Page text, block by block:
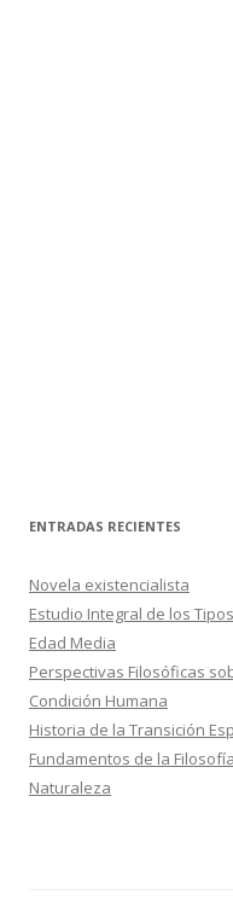
ENTRADAS RECIENTES
Novela existencialista
Estudio Integral de los
Edad Media
Perspectivas Filosóficas
Condición Humana
Historia de la Transición
Fundamentos de la
Naturaleza